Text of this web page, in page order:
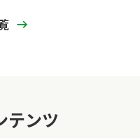
テンツ